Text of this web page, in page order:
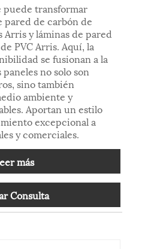
puede transformar
de carbón de
Arris y láminas de pared
PVC Arris. Aquí, la
se fusionan a la
no solo son
sino también
ambiente y
Aportan un estilo
excepcional a
y comerciales.
más
Consulta